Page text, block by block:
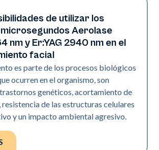
de utilizar los
Aerolase
nm y Er:YAG 2940 nm en el
facial
es parte de los procesos biológicos
ocurren en el organismo, son
genéticos, acortamiento de
de las estructuras celulares
y un impacto ambiental agresivo.